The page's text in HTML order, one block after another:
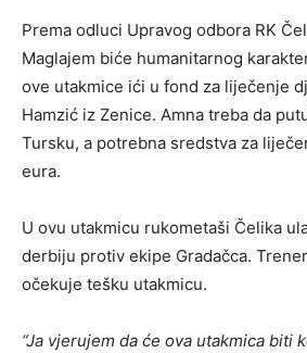
Prema odluci Upravog odbora RK
Maglajem biće humanitarnog
ove utakmice ići u fond za liječenje
Hamzić iz Zenice. Amna treba da
Tursku, a potrebna sredstva za
eura.
U ovu utakmicu rukometaši Čelika
derbiju protiv ekipe Gradačca.
očekuje tešku utakmicu.
“Ja vjerujem da će ova utakmica biti